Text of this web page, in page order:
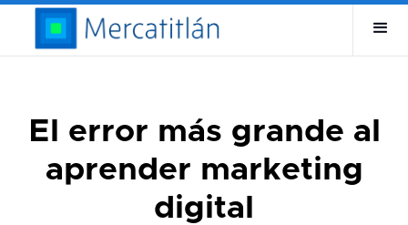
El error más grande al
aprender marketing
digital